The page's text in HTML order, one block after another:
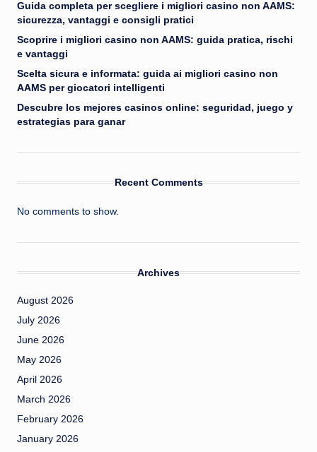
Guida completa per scegliere i migliori casino non AAMS:
sicurezza, vantaggi e consigli pratici
Scoprire i migliori casino non AAMS: guida pratica, rischi
e vantaggi
Scelta sicura e informata: guida ai migliori casino non
AAMS per giocatori intelligenti
Descubre los mejores casinos online: seguridad, juego y
estrategias para ganar
Recent Comments
No comments to show.
Archives
August 2026
July 2026
June 2026
May 2026
April 2026
March 2026
February 2026
January 2026